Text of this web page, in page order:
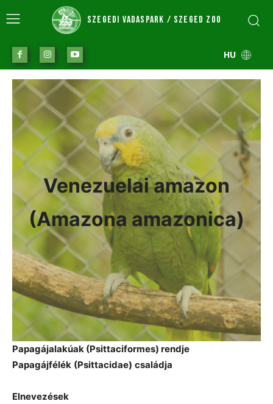
SZEGEDI VADASPARK / SZEGED ZOO
HU
Venezuelai amazon
(Amazona amazonica)
Papagájalakúak (Psittaciformes) rendje
Papagájfélék (Psittacidae) családja
Elnevezések